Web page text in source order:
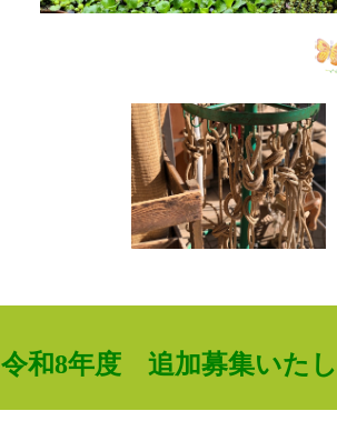
令和8年度 追加募集いた